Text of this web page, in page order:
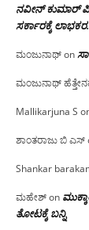
ನವೀನ್ ಕುಮಾರ್
ಸರ್ಕಾರಕ್ಕೆ
ಮಂಜುನಾಥ್on
ಮಂಜುನಾಥ್
Mallikarjuna S
ಶಾಂತರಾಜು ಬಿ ಎಸ್
Shankar
ಮಹೇಶ್on
ತೋಟಕ್ಕೆ ಬನ್ನಿ